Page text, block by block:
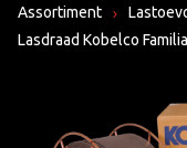
Assortiment
Lasdraad Kobelco